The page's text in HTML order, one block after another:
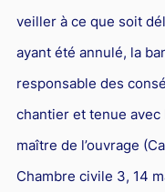
veiller à ce que soit
ayant été annulé, la
responsable des
chantier et tenue
maître de l’ouvrage
Chambre civile 3, 14